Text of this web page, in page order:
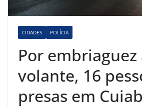
CIDADES POLÍCIA
Por embriaguez
volante, 16
presas em